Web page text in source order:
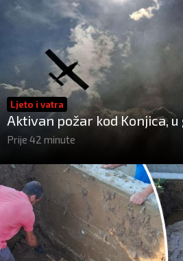
Ljeto i vatra
Aktivan požar kod Konjica, u
sudjelovali Air Tractor i
Prije 42 minute